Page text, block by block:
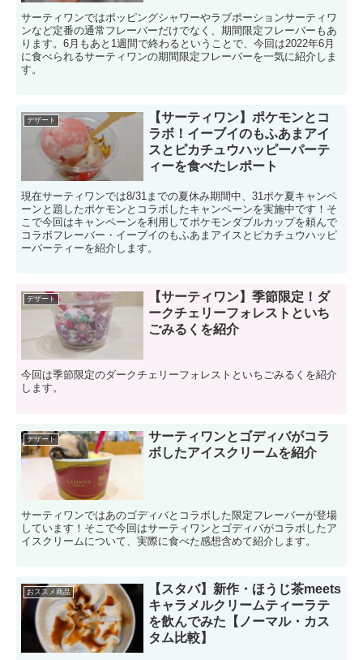
サーティワンではポッピングシャワーやラブポーションサーティワ
ンなど定番の通常フレーバーだけでなく、期間限定フレーバーもあ
ります。6月もあと1週間で終わるということで、今回は2022年6月
に食べられるサーティワンの期間限定フレーバーを一気に紹介しま
す。
デザート
【サーティワン】ポケモンとコ
ラボ！イーブイのもふあまアイ
スとピカチュウハッピーパーテ
ィーを食べたレポート
現在サーティワンでは8/31までの夏休み期間中、31ポケ夏キャンペ
ーンと題したポケモンとコラボしたキャンペーンを実施中です！そ
こで今回はキャンペーンを利用してポケモンダブルカップを頼んで
コラボフレーバー・イーブイのもふあまアイスとピカチュウハッピ
ーパーティーを紹介します。
デザート
【サーティワン】季節限定！ダ
ークチェリーフォレストといち
ごみるくを紹介
今回は季節限定のダークチェリーフォレストといちごみるくを紹介
します。
デザート
サーティワンとゴディバがコラ
ボしたアイスクリームを紹介
サーティワンではあのゴディバとコラボした限定フレーバーが登場
しています！そこで今回はサーティワンとゴディバがコラボしたア
イスクリームについて、実際に食べた感想含めて紹介します。
おススメ商品
【スタバ】新作・ほうじ茶meets
キャラメルクリームティーラテ
を飲んでみた【ノーマル・カス
タム比較】